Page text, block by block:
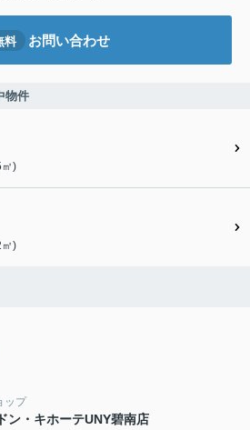
料 お問い合わせ
物件
)
)
ップ
ン・キホーテUNY碧南店